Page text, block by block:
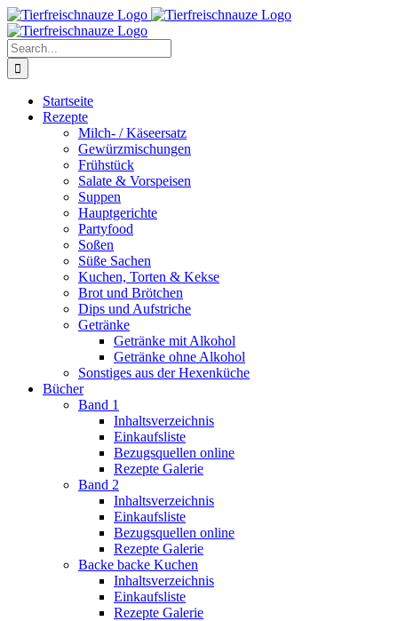
Skip
to
content
Facebook
YouTube
X
Pinterest
Instagram
Search
for:
Startseite
Rezepte
Milch- / Käseersatz
Gewürzmischungen
Frühstück
Salate & Vorspeisen
Suppen
Hauptgerichte
Partyfood
Soßen
Süße Sachen
Kuchen, Torten & Kekse
Brot und Brötchen
Dips und Aufstriche
Getränke
Getränke mit Alkohol
Getränke ohne Alkohol
Sonstiges aus der Hexenküche
Bücher
Band 1
Inhaltsverzeichnis
Einkaufsliste
Bezugsquellen online
Rezepte Galerie
Band 2
Inhaltsverzeichnis
Einkaufsliste
Bezugsquellen online
Rezepte Galerie
Backe backe Kuchen
Inhaltsverzeichnis
Einkaufsliste
Rezepte Galerie